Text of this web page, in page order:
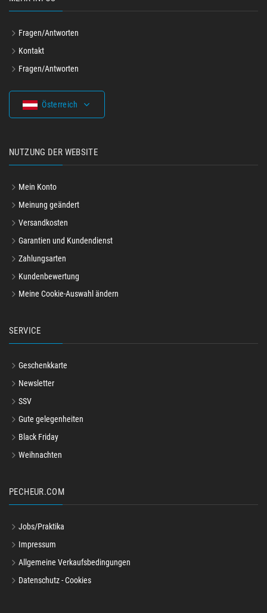
Fragen/Antworten
Kontakt
Fragen/Antworten
Österreich
NUTZUNG DER WEBSITE
Mein Konto
Meinung geändert
Versandkosten
Garantien und Kundendienst
Zahlungsarten
Kundenbewertung
Meine Cookie-Auswahl ändern
SERVICE
Geschenkkarte
Newsletter
SSV
Gute gelegenheiten
Black Friday
Weihnachten
PECHEUR.COM
Jobs/Praktika
Impressum
Allgemeine Verkaufsbedingungen
Datenschutz - Cookies